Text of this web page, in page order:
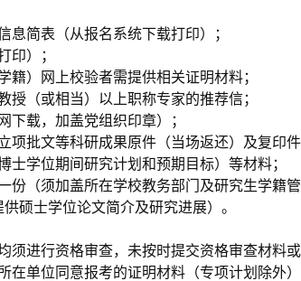
息简表（从报名系统下载打印）；
印）；
籍）网上校验者需提供相关证明材料；
授（或相当）以上职称专家的推荐信；
下载，加盖党组织印章）；
项批文等科研成果原件（当场返还）及复印件
士学位期间研究计划和预期目标）等材料；
份（须加盖所在学校教务部门及研究生学籍管
硕士学位论文简介及研究进展） 。
须进行资格审查，未按时提交资格审查材料
在单位同意报考的证明材料（专项计划除外